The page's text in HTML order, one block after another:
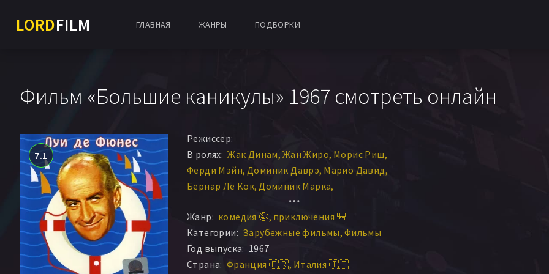
LORDFILM ГЛАВНАЯ ЖАНРЫ ПОДБОРКИ
Фильм «Большие каникулы» 1967 смотреть онлайн
7.1
Режиссер:
В ролях: Жак Динам Жан Жиро Морис Риш
Ферди Мэйн Доминик Даврэ Марио Давид
Бернар Ле Кок Доминик Марка
Мартина Келли
Барбара Соммерс Поль Фуавр Анри Атталь
Луи де Фюнес Эрнест Мензе
Оливье Де Фюнес
Макс Монтавон Ги Делорм Ги Гроссо
Жанр: комедия 🤪 приключения 🎒
Категории: Зарубежные фильмы Фильмы
Год выпуска: 1967
Страна: Франция 🇫🇷 Италия 🇮🇹